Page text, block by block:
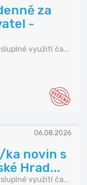
za
-
využití ča...
06.08.2026
ka novin s
Hrad...
využití ča...